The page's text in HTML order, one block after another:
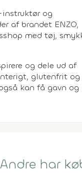
instruktør og
af brandet ENZO,
med tøj,
og dele ud af
glutenfrit og
kan få gavn og
Andre har